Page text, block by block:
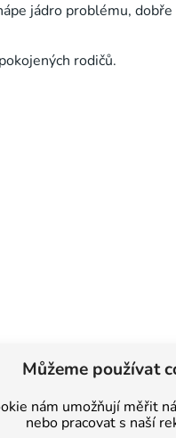
Můžeme používat
nám umožňují měřit
nebo pracovat s naší
jádro problému,
rodičů.